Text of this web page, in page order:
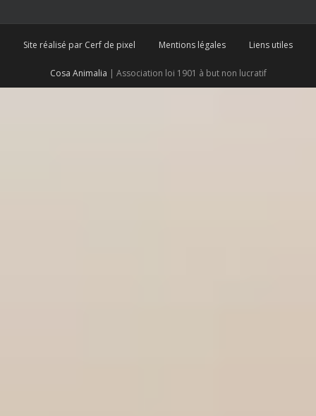
Site réalisé par Cerf de pixel Mentions légales Liens utiles
Cosa Animalia | Association loi 1901 à but non lucratif